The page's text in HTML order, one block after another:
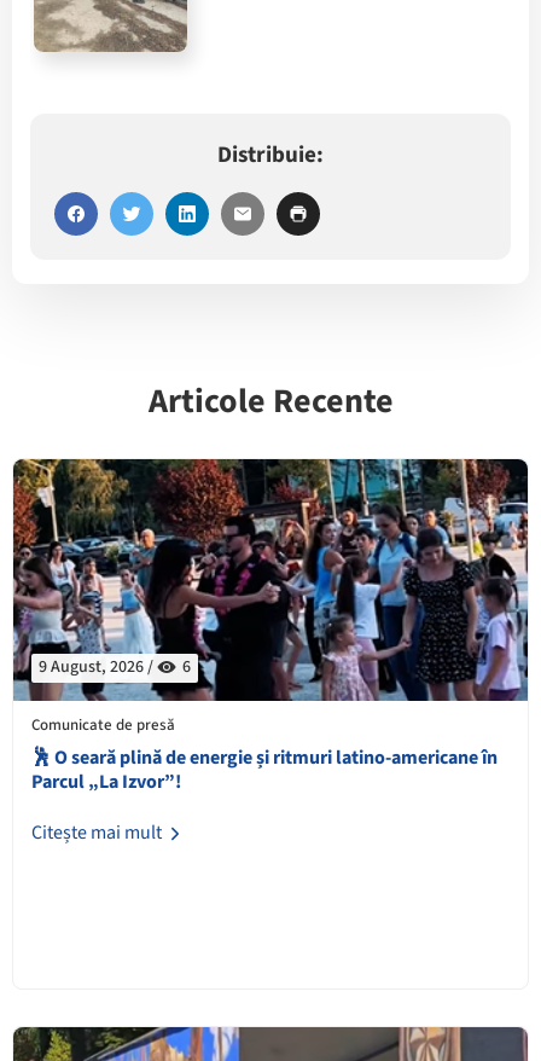
Distribuie:
Articole Recente
9 August, 2026 / 6
Comunicate de presă
🕺 O seară plină de energie și ritmuri latino-americane în
Parcul „La Izvor”!
Citește mai mult